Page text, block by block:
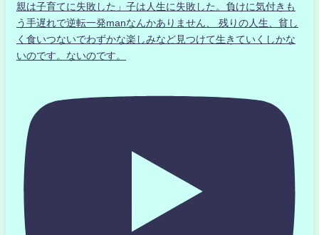
親は子育てに失敗した」子は人生に失敗した。負けに気付きも
う手遅れで逆転一発manなんかありません、 残りの人生、貧し
く食いつないでわずかな楽しみなど見つけて生きていくしかな
いのです。ないのです。